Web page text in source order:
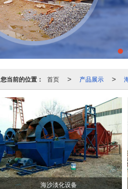
您当前的位置： 首页 > 产品展示 >
海沙淡化设备